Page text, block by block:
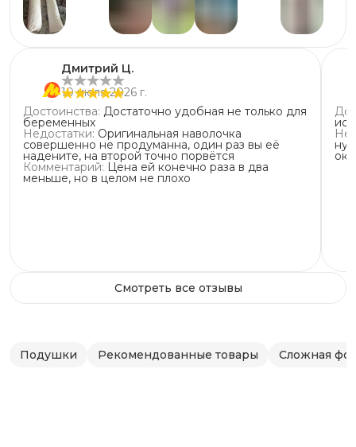
2 звезды
Дмитрий Ц.
10 июля 2026 г.
Достоинства: Достаточно удобная не только для
беременных
Недостатки: Оригинальная наволочка
совершенно не продуманна, один раз вы её
надените, на второй точно порвётся
Комментарий: Цена ей конечно раза в два
меньше, но в целом не плохо
Смотреть все отзывы
Подушки Рекомендованные товары Сложная